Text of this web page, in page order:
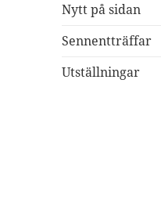
Nytt på sidan
Sennentträffar
Utställningar